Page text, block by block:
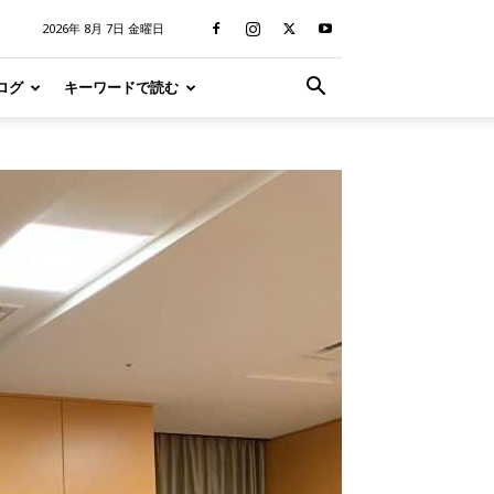
2026年 8月 7日 金曜日
グ キーワードで読む